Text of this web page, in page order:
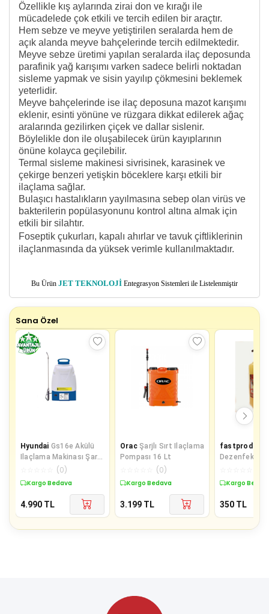
Özellikle kış aylarında zirai don ve kırağı ile
mücadelede çok etkili ve tercih edilen bir araçtır.
Hem sebze ve meyve yetiştirilen seralarda hem de
açık alanda meyve bahçelerinde tercih edilmektedir.
Meyve sebze üretimi yapılan seralarda ilaç deposunda
parafinik yağ karışımı varken sadece belirli noktadan
sisleme yapmak ve sisin yayılıp çökmesini beklemek
yeterlidir.
Meyve bahçelerinde ise ilaç deposuna mazot karışımı
eklenir, esinti yönüne ve rüzgara dikkat edilerek ağaç
aralarında gezilirken çiçek ve dallar sislenir.
Böylelikle don ile oluşabilecek ürün kayıplarının
önüne kolayca geçilebilir.
Termal sisleme makinesi sivrisinek, karasinek ve
çekirge benzeri yetişkin böceklere karşı etkili bir
ilaçlama sağlar.
Bulaşıcı hastalıkların yayılmasına sebep olan virüs ve
bakterilerin popülasyonunu kontrol altına almak için
etkili bir silahtır.
Foseptik çukurları, kapalı ahırlar ve tavuk çiftliklerinin
ilaçlanmasında da yüksek verimle kullanılmaktadır.
Bu Ürün JET TEKNOLOJİ Entegrasyon Sistemleri ile Listelenmiştir
Sana Özel
Hyundai Gs16e Akülü
Ilaçlama Makinası Şarjlı
(0)
Kargo Bedava
4.990 TL
Orac Şarjlı Sırt Ilaçlama
Pompası 16 Lt
(0)
Kargo Bedava
3.199 TL
fastproduct
Dezenfekte
Kargo
350 TL